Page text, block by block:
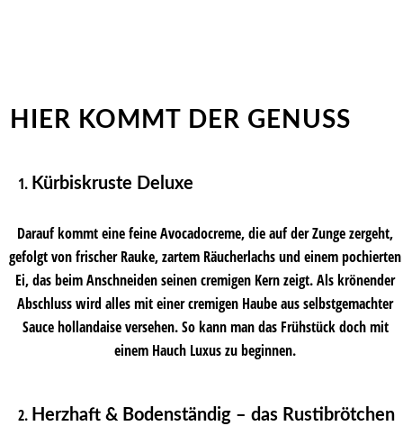
HIER KOMMT DER GENUSS
Kürbiskruste Deluxe
Darauf kommt eine feine Avocadocreme, die auf der Zunge zergeht,
gefolgt von frischer Rauke, zartem Räucherlachs und einem pochierten
Ei, das beim Anschneiden seinen cremigen Kern zeigt. Als krönender
Abschluss wird alles mit einer cremigen Haube aus selbstgemachter
Sauce hollandaise versehen. So kann man das Frühstück doch mit
einem Hauch Luxus zu beginnen.
Herzhaft & Bodenständig – das Rustibrötchen